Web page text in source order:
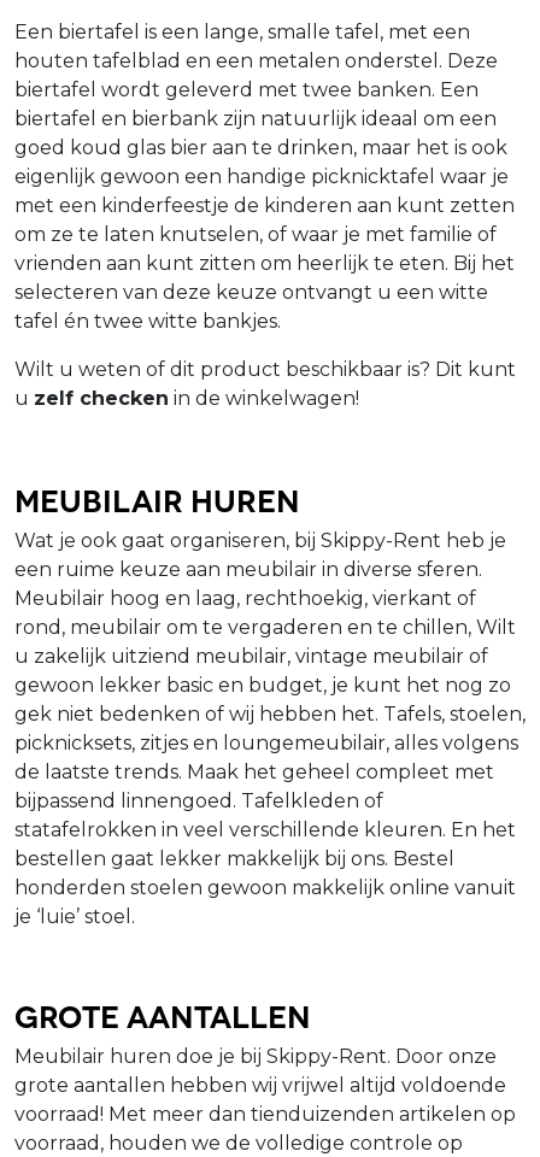
Een biertafel is een lange, smalle tafel, met een
houten tafelblad en een metalen onderstel. Deze
biertafel wordt geleverd met twee banken. Een
biertafel en bierbank zijn natuurlijk ideaal om een
goed koud glas bier aan te drinken, maar het is ook
eigenlijk gewoon een handige picknicktafel waar je
met een kinderfeestje de kinderen aan kunt zetten
om ze te laten knutselen, of waar je met familie of
vrienden aan kunt zitten om heerlijk te eten. Bij het
selecteren van deze keuze ontvangt u een witte
tafel én twee witte bankjes.
Wilt u weten of dit product beschikbaar is? Dit kunt
u zelf checken in de winkelwagen!
Meubilair huren
Wat je ook gaat organiseren, bij Skippy-Rent heb je
een ruime keuze aan meubilair in diverse sferen.
Meubilair hoog en laag, rechthoekig, vierkant of
rond, meubilair om te vergaderen en te chillen, Wilt
u zakelijk uitziend meubilair, vintage meubilair of
gewoon lekker basic en budget, je kunt het nog zo
gek niet bedenken of wij hebben het. Tafels, stoelen,
picknicksets, zitjes en loungemeubilair, alles volgens
de laatste trends. Maak het geheel compleet met
bijpassend linnengoed. Tafelkleden of
statafelrokken in veel verschillende kleuren. En het
bestellen gaat lekker makkelijk bij ons. Bestel
honderden stoelen gewoon makkelijk online vanuit
je ‘luie’ stoel.
Grote aantallen
Meubilair huren doe je bij Skippy-Rent. Door onze
grote aantallen hebben wij vrijwel altijd voldoende
voorraad! Met meer dan tienduizenden artikelen op
voorraad, houden we de volledige controle op